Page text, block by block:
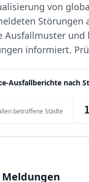
von
Störungen
Ausfallmuster und
informiert.
Ausfallberichte nach
betroffene Städte 1